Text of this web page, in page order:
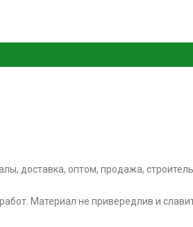
Материал не привередлив и